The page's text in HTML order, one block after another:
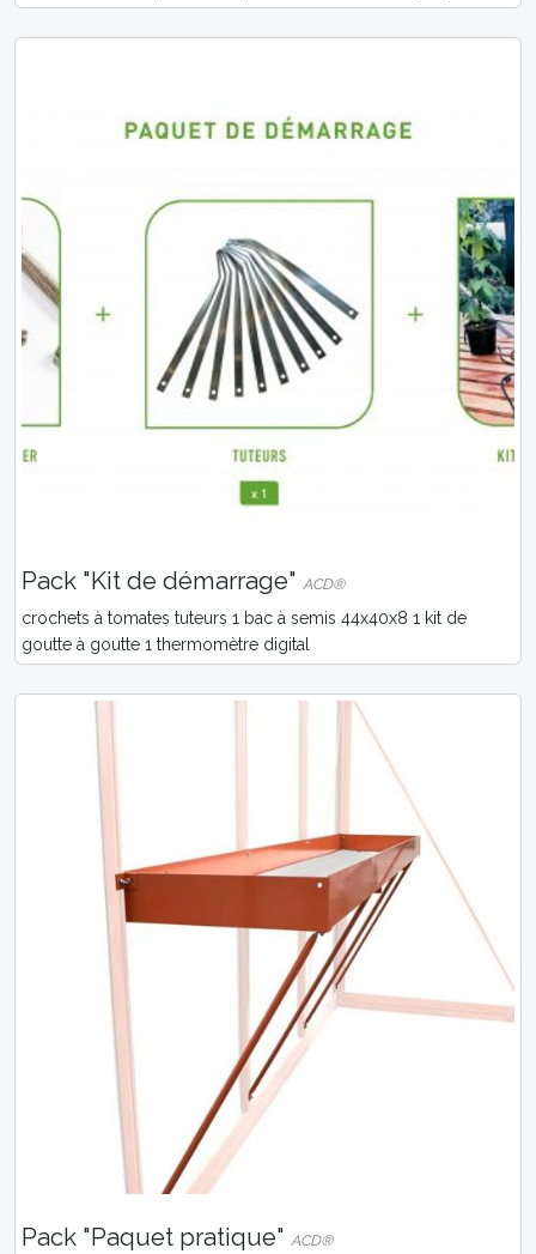
Pack "Kit de démarrage" ACD®
crochets à tomates tuteurs 1 bac à semis 44x40x8 1 kit de
goutte à goutte 1 thermomètre digital
Pack "Paquet pratique" ACD®